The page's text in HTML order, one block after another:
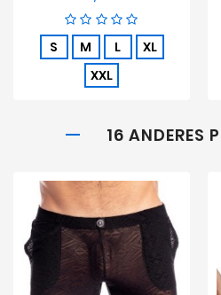
S M L
XL
XXL
16 ANDERES